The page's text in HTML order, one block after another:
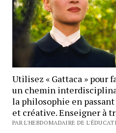
Utilisez « Gattaca » pour
un chemin
la philosophie en
et créative. Enseigner à
PAR L'HEBDOMADAIRE DE